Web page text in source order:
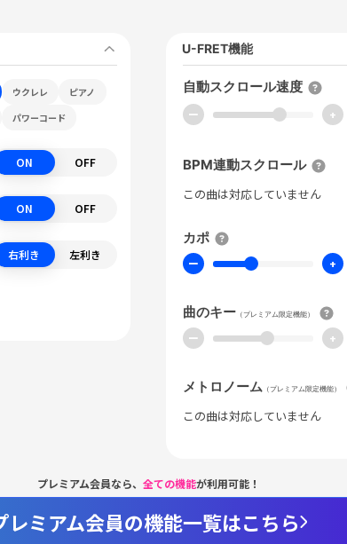
ウクレレ
ピアノ
パワーコード
ON OFF
ON OFF
右利き 左利き
U-FRET機能
自動スクロール速度
ー +
BPM連動スクロール
この曲は対応していません
カポ
ー +
曲のキー （プレミアム限定機能）
ー +
メトロノーム （プレミアム限定機能）
この曲は対応していません
プレミアム会員なら、 全ての機能が利用可能！
レミアム会員の機能一覧はこちら